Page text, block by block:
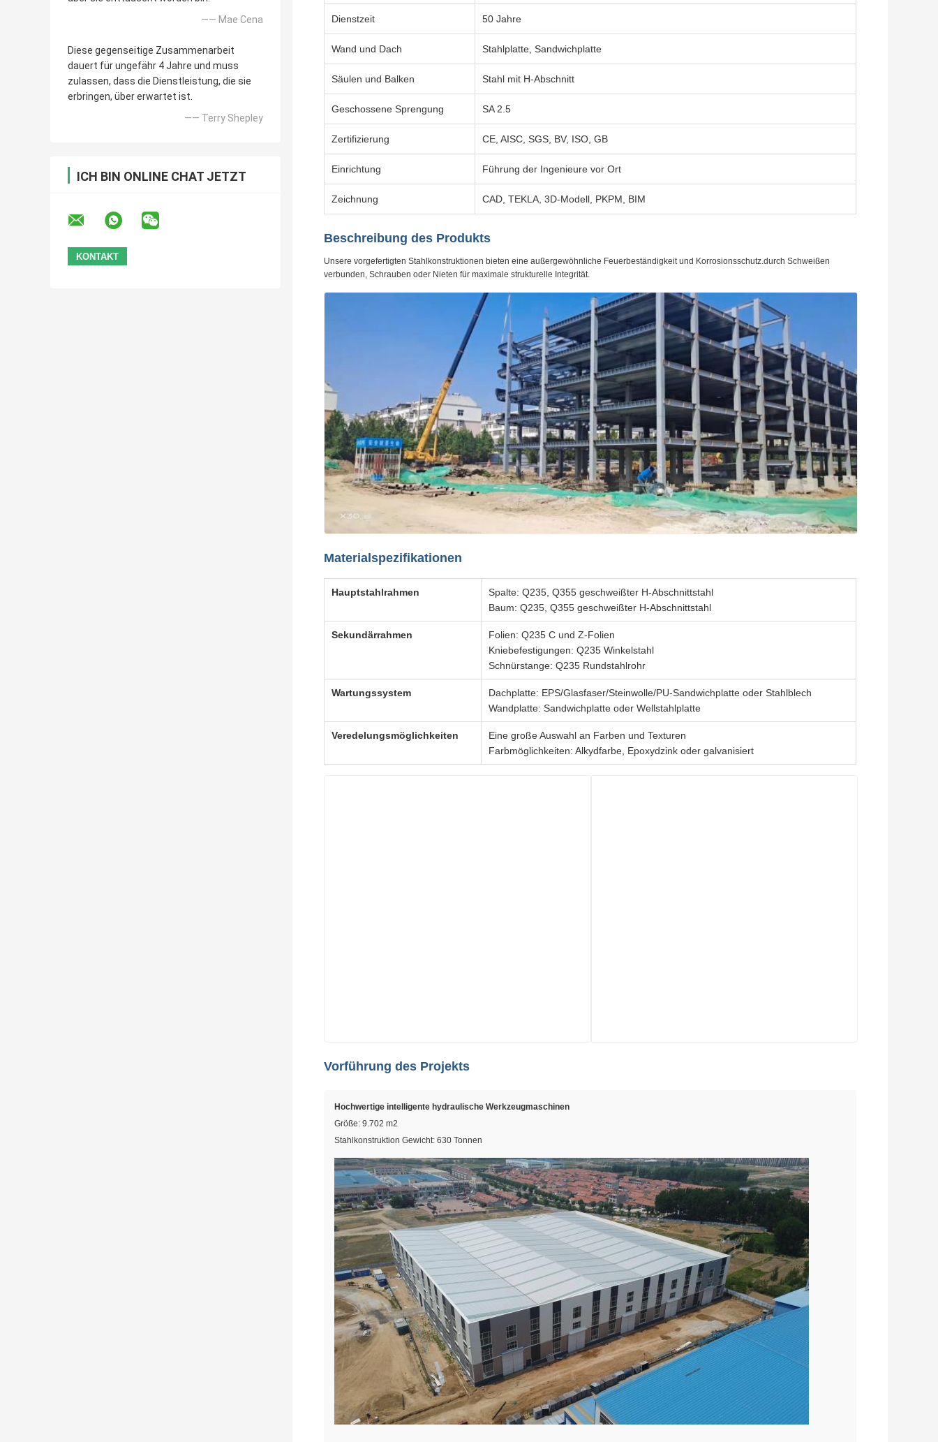
—— Mae Cena
Diese gegenseitige Zusammenarbeit
dauert für ungefähr 4 Jahre und muss
zulassen, dass die Dienstleistung, die sie
erbringen, über erwartet ist.
—— Terry Shepley
ICH BIN ONLINE CHAT JETZT
Dienstzeit 50 Jahre
Wand und Dach Stahlplatte, Sandwichplatte
Säulen und Balken Stahl mit H-Abschnitt
Geschossene Sprengung SA 2.5
Zertifizierung CE, AISC, SGS, BV, ISO, GB
Einrichtung Führung der Ingenieure vor Ort
Zeichnung CAD, TEKLA, 3D-Modell, PKPM, BIM
Beschreibung des Produkts
Unsere vorgefertigten Stahlkonstruktionen bieten eine außergewöhnliche Feuerbeständigkeit und Korrosionsschutz.durch Schweißen
verbunden, Schrauben oder Nieten für maximale strukturelle Integrität.
Materialspezifikationen
Hauptstahlrahmen
Spalte: Q235, Q355 geschweißter H-Abschnittstahl
Baum: Q235, Q355 geschweißter H-Abschnittstahl
Sekundärrahmen
Folien: Q235 C und Z-Folien
Kniebefestigungen: Q235 Winkelstahl
Schnürstange: Q235 Rundstahlrohr
Wartungssystem
Dachplatte: EPS/Glasfaser/Steinwolle/PU-Sandwichplatte oder Stahlblech
Wandplatte: Sandwichplatte oder Wellstahlplatte
Veredelungsmöglichkeiten
Eine große Auswahl an Farben und Texturen
Farbmöglichkeiten: Alkydfarbe, Epoxydzink oder galvanisiert
Vorführung des Projekts
Hochwertige intelligente hydraulische Werkzeugmaschinen
Größe: 9.702 m2
Stahlkonstruktion Gewicht: 630 Tonnen